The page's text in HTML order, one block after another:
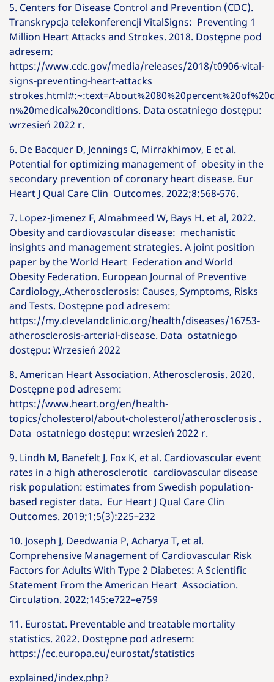
5. Centers for Disease Control and Prevention (CDC).
Transkrypcja telekonferencji VitalSigns: Preventing 1
Million Heart Attacks and Strokes. 2018. Dostępne pod
adresem:
https://www.cdc.gov/media/releases/2018/t0906-vital-
signs-preventing-heart-attacks
n%20medical%20conditions. Data ostatniego dostępu:
wrzesień 2022 r.
6. De Bacquer D, Jennings C, Mirrakhimov, E et al.
Potential for optimizing management of obesity in the
secondary prevention of coronary heart disease. Eur
Heart J Qual Care Clin Outcomes. 2022;8:568-576.
7. Lopez-Jimenez F, Almahmeed W, Bays H. et al, 2022.
Obesity and cardiovascular disease: mechanistic
insights and management strategies. A joint position
paper by the World Heart Federation and World
Obesity Federation. European Journal of Preventive
Cardiology,.Atherosclerosis: Causes, Symptoms, Risks
and Tests. Dostępne pod adresem:
https://my.clevelandclinic.org/health/diseases/16753-
atherosclerosis-arterial-disease. Data ostatniego
dostępu: Wrzesień 2022
8. American Heart Association. Atherosclerosis. 2020.
Dostępne pod adresem:
https://www.heart.org/en/health-
topics/cholesterol/about-cholesterol/atherosclerosis .
Data ostatniego dostępu: wrzesień 2022 r.
9. Lindh M, Banefelt J, Fox K, et al. Cardiovascular event
rates in a high atherosclerotic cardiovascular disease
risk population: estimates from Swedish population-
based register data. Eur Heart J Qual Care Clin
Outcomes. 2019;1;5(3):225–232
10. Joseph J, Deedwania P, Acharya T, et al.
Comprehensive Management of Cardiovascular Risk
Factors for Adults With Type 2 Diabetes: A Scientific
Statement From the American Heart Association.
Circulation. 2022;145:e722–e759
11. Eurostat. Preventable and treatable mortality
statistics. 2022. Dostępne pod adresem:
https://ec.europa.eu/eurostat/statistics
explained/index.php?